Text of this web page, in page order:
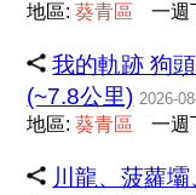
地區:葵青區 一週
我的軌跡 狗
(~7.8公里) 2026-
地區:葵青區 一週
川龍、菠蘿